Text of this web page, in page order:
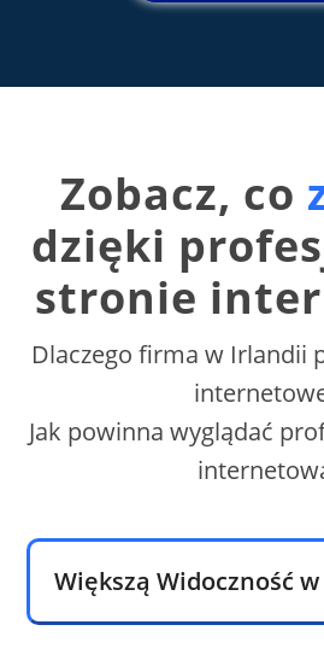
Zobacz, co
dzięki
stronie
Dlaczego firma w Irlandii
Jak powinna wyglądać
Większą Widoczność w